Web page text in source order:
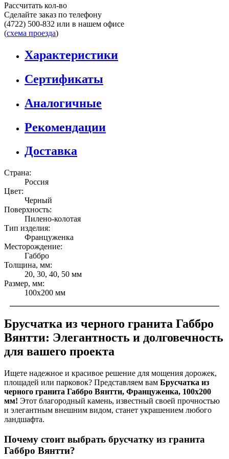
Рассчитать кол-во
Сделайте заказ по телефону
(4722) 500-832 или в нашем офисе
(схема проезда)
Характеристики
Сертификаты
Аналогичные
Рекомендации
Доставка
Страна:
Россия
Цвет:
Черный
Поверхность:
Пилено-колотая
Тип изделия:
Француженка
Месторождение:
Габбро
Толщина, мм:
20, 30, 40, 50 мм
Размер, мм:
100x200 мм
Брусчатка из черного гранита Габбро
Вянтти: Элегантность и долговечность
для вашего проекта
Ищете надежное и красивое решение для мощения дорожек,
площадей или парковок? Представляем вам Брусчатка из
черного гранита Габбро Вянтти, Француженка, 100х200
мм! Этот благородный камень, известный своей прочностью
и элегантным внешним видом, станет украшением любого
ландшафта.
Почему стоит выбрать брусчатку из гранита
Габбро Вянтти?